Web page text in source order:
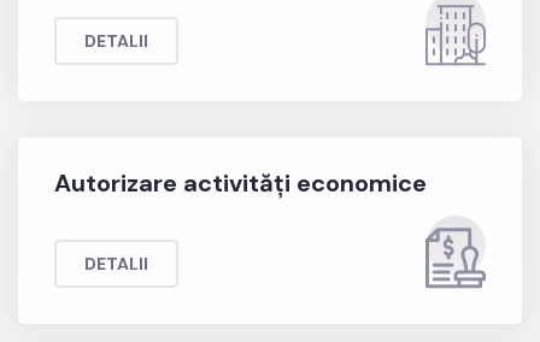
DETALII
Autorizare activități economice
DETALII